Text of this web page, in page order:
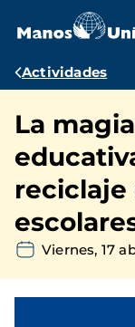
contenido
Ruta
Actividades
La
reciclaje
Viernes, 17